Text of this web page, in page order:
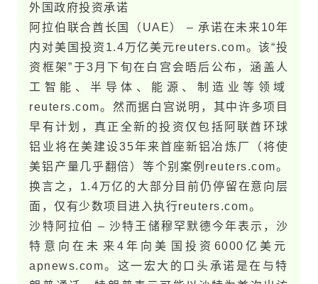
外国政府投资承诺
阿拉伯联合酋长国（UAE） – 承诺在未​来10年
内对美​国投资1.4万亿美元​reuters.com。该“投
资框架”于3月下旬在白宫会晤后公布，涵盖人
工智能、半导体、能源、制造业等领域​
reuters.com。然而据白宫说明，其中许多项目
早有计划，真正全新的投资仅包括阿联酋环球
铝业将在美建设3​5年来首座新铝冶炼厂（将使
美铝产量几乎翻倍）等个别案例​reuters.com。
换言之，1.4万亿的大部分目前仍停留在意向层
面，仅有少数项目进入执行​reuters.com。
沙特阿拉伯 – 沙特王储穆罕默德今年表示，沙
特意向在未​来4年向美​国投资6000亿美元​
apnews.com。这一宏大的口头承诺是在与特​